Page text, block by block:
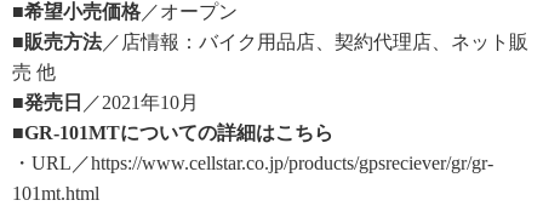
■希望小売価格 ／オープン
■販売方法／店情報：バイク用品店、契約代理店、ネット販
売 他
■発売日 ／2021年10月
■GR-101MTについての詳細はこちら
・URL／https://www.cellstar.co.jp/products/gpsreciever/gr/gr-
101mt.html